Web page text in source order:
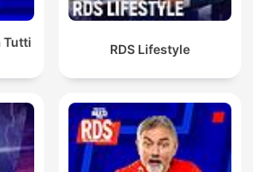
Tutti
RDS Lifestyle